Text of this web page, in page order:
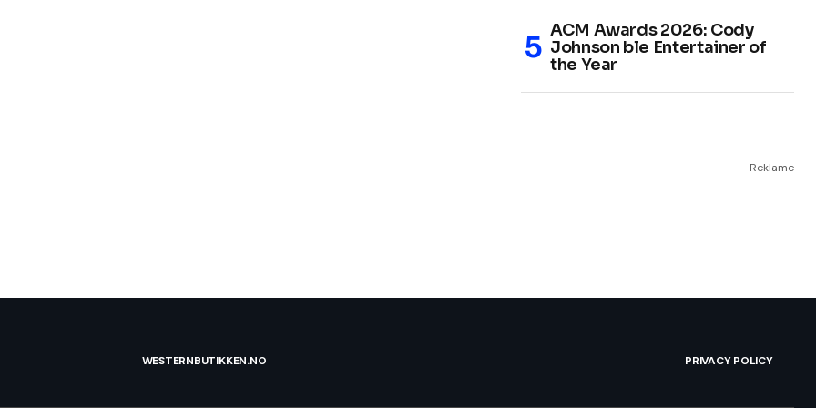
ACM Awards 2026: Cody
Johnson ble Entertainer of
the Year
Reklame
WESTERNBUTIKKEN.NO PRIVACY POLICY